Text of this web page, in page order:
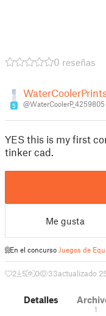
0 reseñas
5 @WaterCoolerP_4259805
YES this is my first
tinker cad.
Me gusta
En el concurso Juegos de
2 5 0 33actualizado
Detalles
1